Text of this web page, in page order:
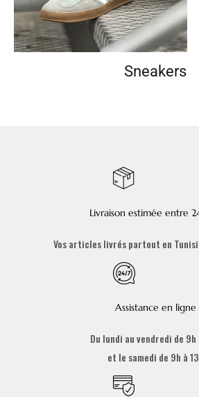
Sneakers
Livraison estimée entre
Vos articles livrés partout en
Assistance en ligne
Du lundi au vendredi de 9h
et le samedi de 9h à